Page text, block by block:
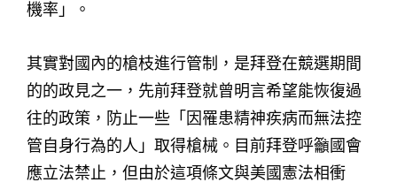
機率」。
其實對國內的槍枝進行管制，是拜登在競選期間
的的政見之一，先前拜登就曾明言希望能恢復過
往的政策，防止一些「因罹患精神疾病而無法控
管自身行為的人」取得槍械。目前拜登呼籲國會
應立法禁止，但由於這項條文與美國憲法相衝